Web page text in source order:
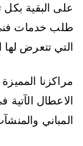
على البقية بكل
طلب خدمات
التي تتعرض لها
مراكزنا
الاعطال الآتية
المباني